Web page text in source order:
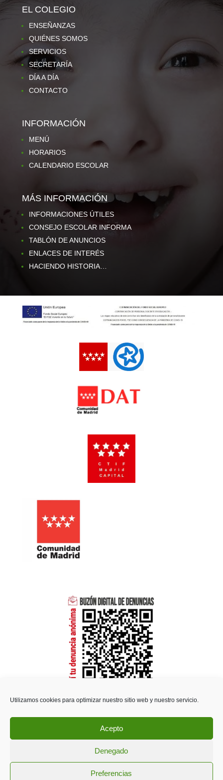
Utilizamos cookies para optimizar nuestro sitio web y nuestro servicio.
Acepto
Denegado
Preferencias
EL COLEGIO
ENSEÑANZAS
QUIÉNES SOMOS
SERVICIOS
SECRETARÍA
DÍA A DÍA
CONTACTO
INFORMACIÓN
MENÚ
HORARIOS
CALENDARIO ESCOLAR
MÁS INFORMACIÓN
INFORMACIONES ÚTILES
CONSEJO ESCOLAR INFORMA
TABLÓN DE ANUNCIOS
ENLACES DE INTERÉS
HACIENDO HISTORIA…
Política de privacidad|Política de cookies
© 2026 CPEE Fundación Goyeneche. Todos los derechos